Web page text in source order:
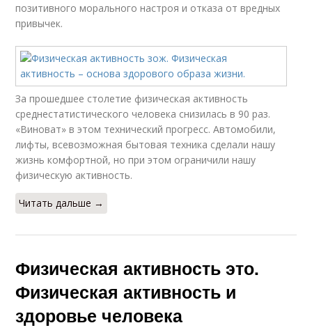
позитивного морального настроя и отказа от вредных
привычек.
За прошедшее столетие физическая активность
среднестатистического человека снизилась в 90 раз.
«Виноват» в этом технический прогресс. Автомобили,
лифты, всевозможная бытовая техника сделали нашу
жизнь комфортной, но при этом ограничили нашу
физическую активность.
Читать дальше →
Физическая активность это.
Физическая активность и
здоровье человека